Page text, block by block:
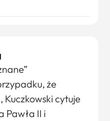
że
cytuje
Pawła II i